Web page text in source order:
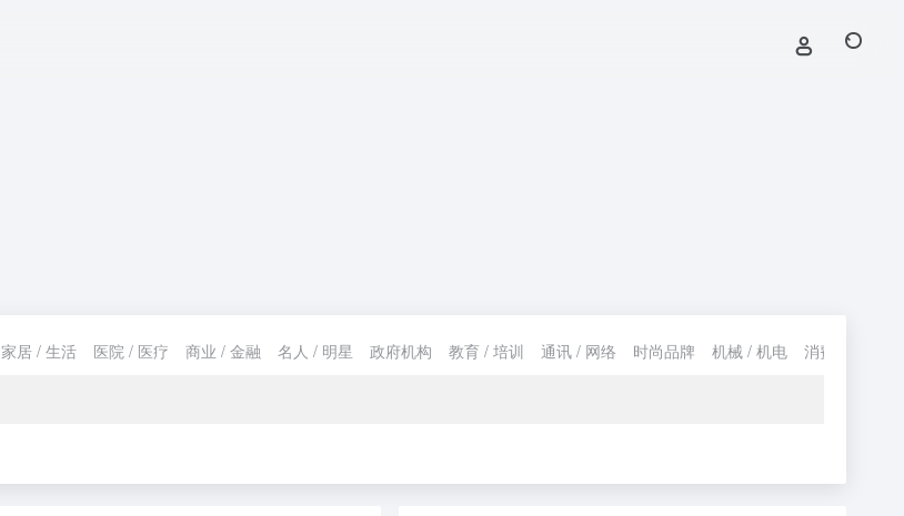
家居 / 生活 医院 / 医疗 商业 / 金融 名人 / 明星 政府机构 教育 / 培训 通讯 / 网络 时尚品牌 机械 / 机电 消费 / 购物